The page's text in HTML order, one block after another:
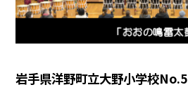
岩手県洋野町立大野小学校No.5